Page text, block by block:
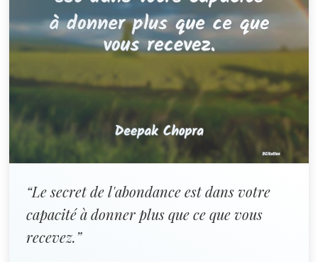
“Le secret de l'abondance est dans votre
capacité à donner plus que ce que vous
recevez.”